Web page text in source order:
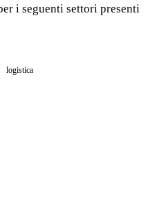
i seguenti settori presenti
logistica